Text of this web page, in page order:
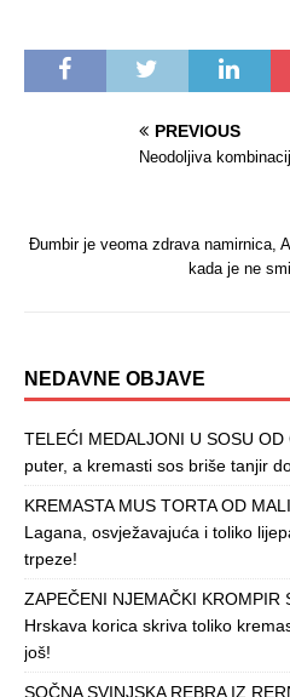
PREVIOUS
Neodoljiva
Đumbir je veoma zdrava namirnica,
kada je ne
NEDAVNE OBJAVE
TELEĆI MEDALJONI U SOSU
puter, a kremasti sos briše tanjir
KREMASTA MUS TORTA OD
Lagana, osvježavajuća i toliko
trpeze!
ZAPEČENI NJEMAČKI KROMPIR
Hrskava korica skriva toliko
još!
SOČNA SVINJSKA REBRA IZ